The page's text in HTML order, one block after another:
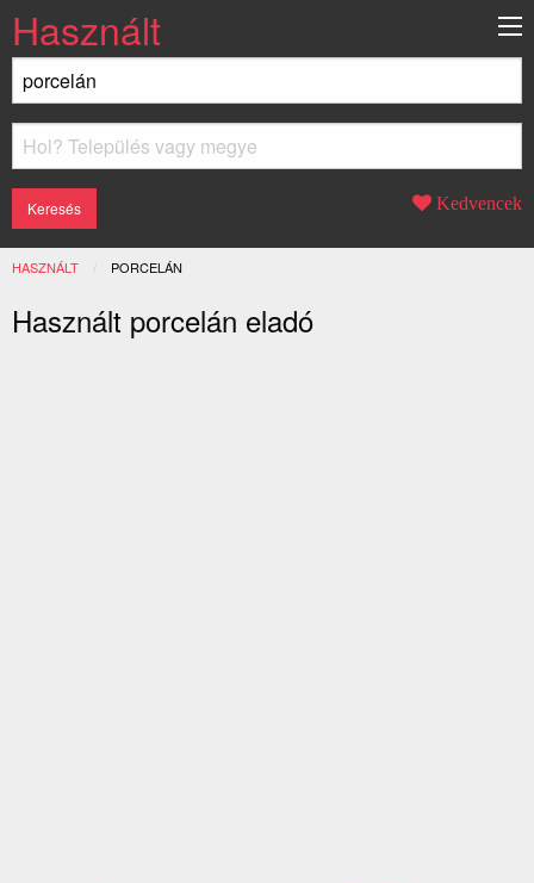
Használt
Kedvencek
HASZNÁLT JELENLEGI:
PORCELÁN
Használt porcelán eladó